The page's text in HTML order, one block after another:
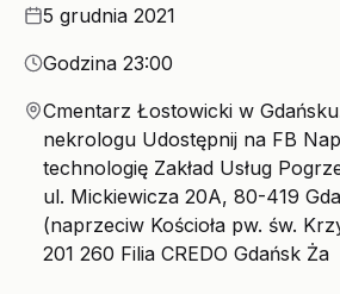
Data
5 grudnia 2021
Godzina
Godzina 23:00
Miejsce
Cmentarz Łostowicki w
nekrologu Udostępnij na FB
technologię Zakład Usług
ul. Mickiewicza 20A, 80-419
(naprzeciw Kościoła pw. św.
201 260 Filia CREDO Gdańsk Ża